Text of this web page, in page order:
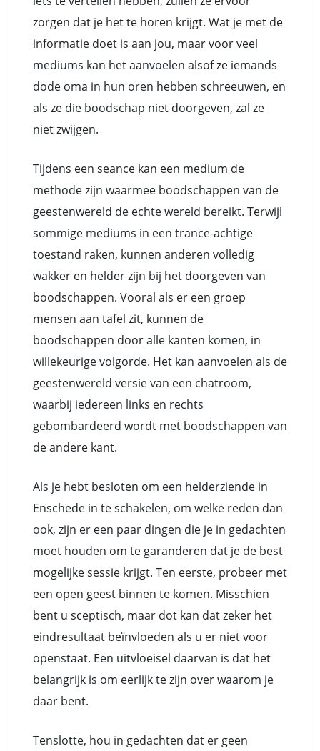
zorgen dat je het te horen krijgt. Wat je met de
informatie doet is aan jou, maar voor veel
mediums kan het aanvoelen alsof ze iemands
dode oma in hun oren hebben schreeuwen, en
als ze die boodschap niet doorgeven, zal ze
niet zwijgen.
Tijdens een seance kan een medium de
methode zijn waarmee boodschappen van de
geestenwereld de echte wereld bereikt. Terwijl
sommige mediums in een trance-achtige
toestand raken, kunnen anderen volledig
wakker en helder zijn bij het doorgeven van
boodschappen. Vooral als er een groep
mensen aan tafel zit, kunnen de
boodschappen door alle kanten komen, in
willekeurige volgorde. Het kan aanvoelen als de
geestenwereld versie van een chatroom,
waarbij iedereen links en rechts
gebombardeerd wordt met boodschappen van
de andere kant.
Als je hebt besloten om een helderziende in
Enschede in te schakelen, om welke reden dan
ook, zijn er een paar dingen die je in gedachten
moet houden om te garanderen dat je de best
mogelijke sessie krijgt. Ten eerste, probeer met
een open geest binnen te komen. Misschien
bent u sceptisch, maar dot kan dat zeker het
eindresultaat beïnvloeden als u er niet voor
openstaat. Een uitvloeisel daarvan is dat het
belangrijk is om eerlijk te zijn over waarom je
daar bent.
Tenslotte, hou in gedachten dat er geen